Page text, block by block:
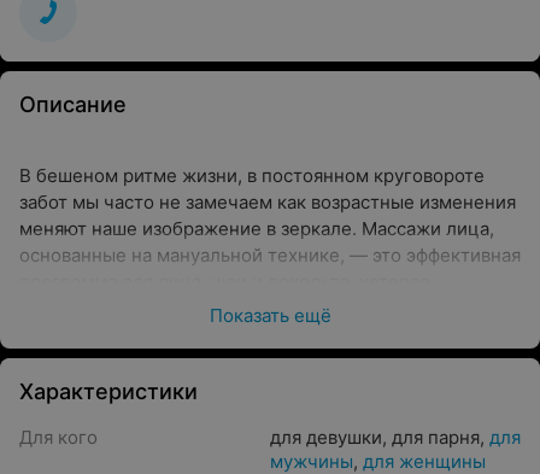
Описание
В бешеном ритме жизни, в постоянном круговороте
забот мы часто не замечаем как возрастные изменения
меняют наше изображение в зеркале. Массажи лица,
основанные на мануальной технике, — это эффективная
возможна в любом возрасте. Выполняя данный массаж,
целый ряд задач:
устранение напряжения в скальпе
коррекция овала лица и «двойного» подбородка
Показать ещё
Характеристики
Для кого для девушки, для парня, для
мужчины, для женщины